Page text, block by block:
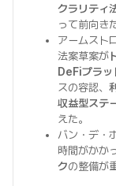
クラリティ
って前向き
アームスト
法案草案が
DeFiプラッ
スの容認、
収益型ステ
えた。
バン・デ・
時間がかか
クの整備が